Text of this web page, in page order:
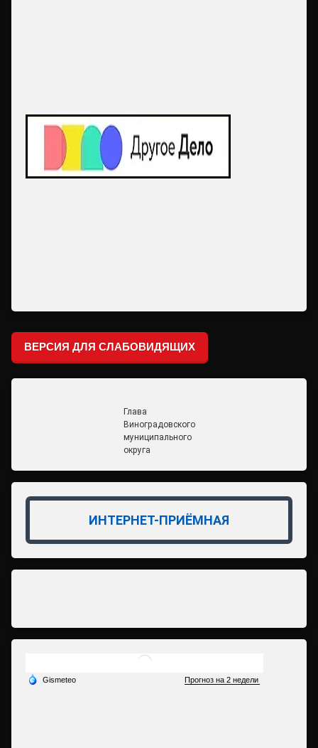
ВЕРСИЯ ДЛЯ СЛАБОВИДЯЩИХ
Глава
Виноградовского
муниципального
округа
ИНТЕРНЕТ-ПРИЁМНАЯ